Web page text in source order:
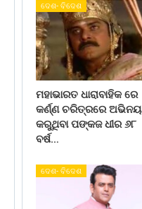
ଦେଶ- ବିଦେଶ
ମହାଭାରତ ଧାରାବାହିକ ରେ
କର୍ଣ୍ଣ ଚରିତ୍ରରେ ଅଭିନୟ
କରୁଥିବା ପଙ୍କଜ ଧୀର ୬୮
ବର୍ଷ…
ଦେଶ- ବିଦେଶ